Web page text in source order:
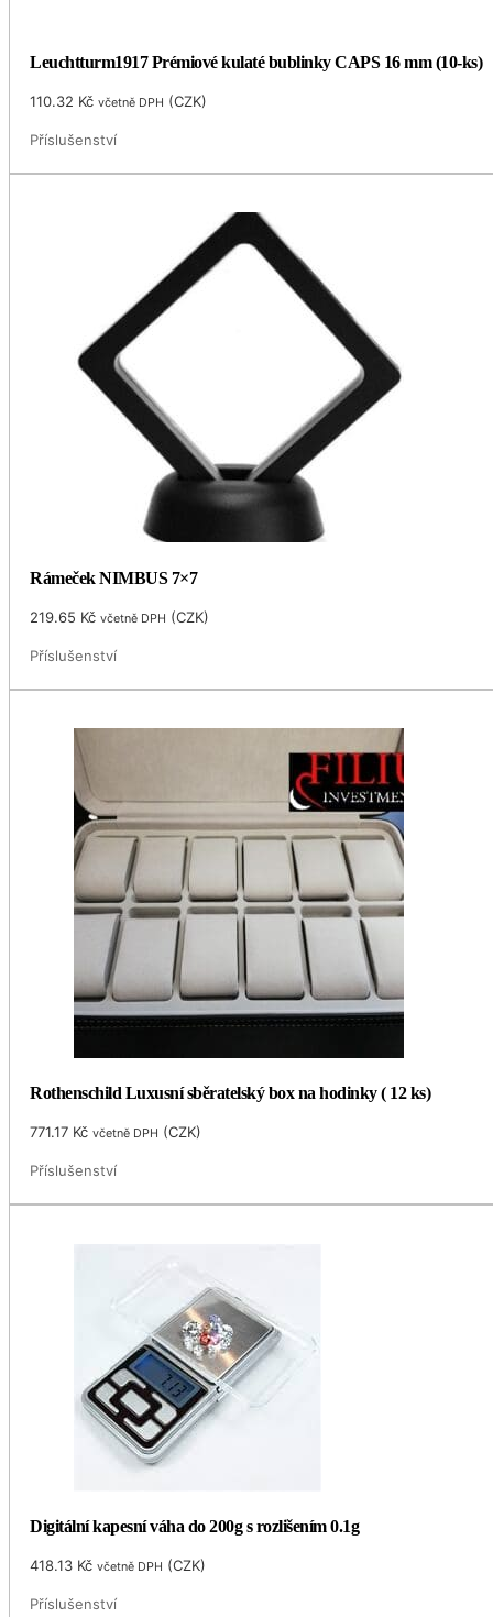
Leuchtturm1917 Prémiové kulaté bublinky CAPS 16 mm (10-ks)
110.32 Kč včetně DPH (CZK)
Příslušenství
Rámeček NIMBUS 7×7
219.65 Kč včetně DPH (CZK)
Příslušenství
Rothenschild Luxusní sběratelský box na hodinky ( 12 ks)
771.17 Kč včetně DPH (CZK)
Příslušenství
Digitální kapesní váha do 200g s rozlišením 0.1g
418.13 Kč včetně DPH (CZK)
Příslušenství